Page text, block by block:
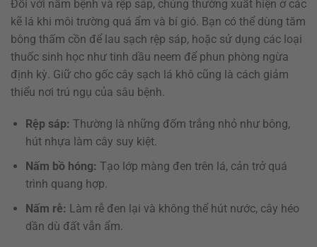
Đối với nấm bệnh và rệp sáp, chúng thường xuất hiện ở các
kẽ lá khi môi trường quá ẩm và bí gió. Bạn có thể dùng tăm
bông thấm cồn để lau sạch rệp sáp, hoặc sử dụng các loại
thuốc sinh học như tinh dầu neem để phun phòng ngừa
định kỳ. Giữ cho gốc cây sạch lá khô cũng là cách giảm
thiểu nơi trú ngụ của sâu bệnh.
Rệp sáp: Thường là những đốm trắng nhỏ như bông,
hút nhựa làm cây suy kiệt.
Nấm bồ hóng: Tạo lớp màng đen trên lá, cản trở quá
trình quang hợp.
Nấm rễ: Làm rễ đen lại và không thể hút nước, cây héo
dần dù đất vẫn ẩm.